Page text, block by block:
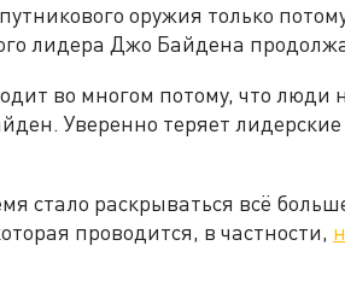
оружия только
лидера Джо Байдена
во многом потому, что люди
Уверенно теряет
стало раскрываться всё
проводится, в частности,